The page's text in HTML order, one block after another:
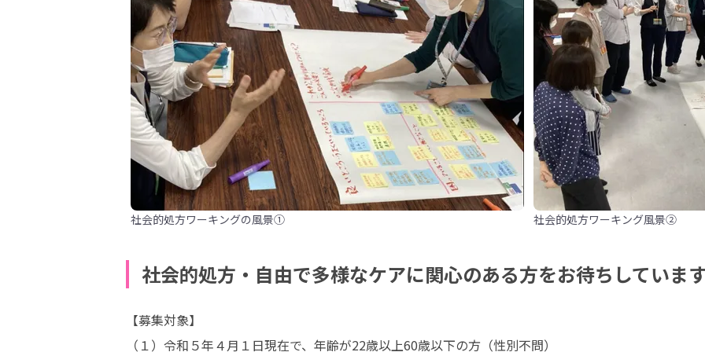
社会的処方ワーキングの風景① 社会的処方ワーキング風景②
社会的処方・自由で多様なケアに関心のある方をお待ちしていま
【募集対象】
（１）令和５年４月１日現在で、年齢が22歳以上60歳以下の方（性別不問）